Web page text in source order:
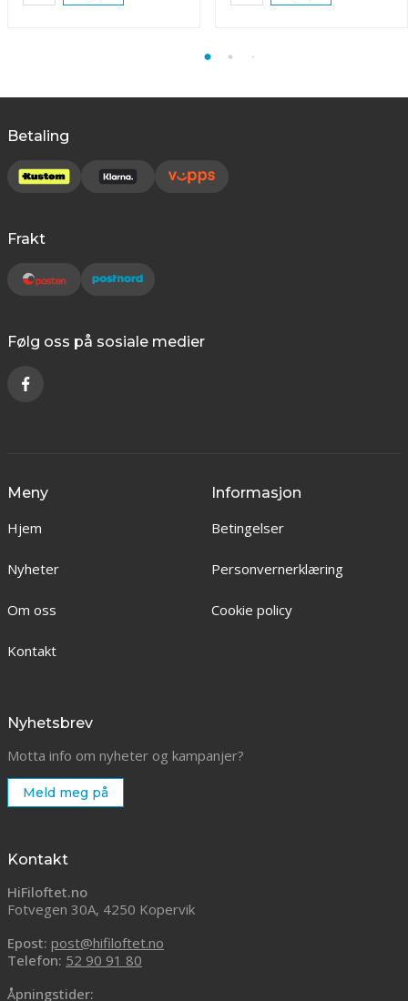
Betaling
Frakt
Følg oss på sosiale medier
Meny
Hjem
Nyheter
Om oss
Kontakt
Informasjon
Betingelser
Personvernerklæring
Cookie policy
Nyhetsbrev
Motta info om nyheter og kampanjer?
Meld meg på
Kontakt
HiFiloftet.no
Fotvegen 30A, 4250 Kopervik
Epost: post@hifiloftet.no
Telefon: 52 90 91 80
Åpningstider: